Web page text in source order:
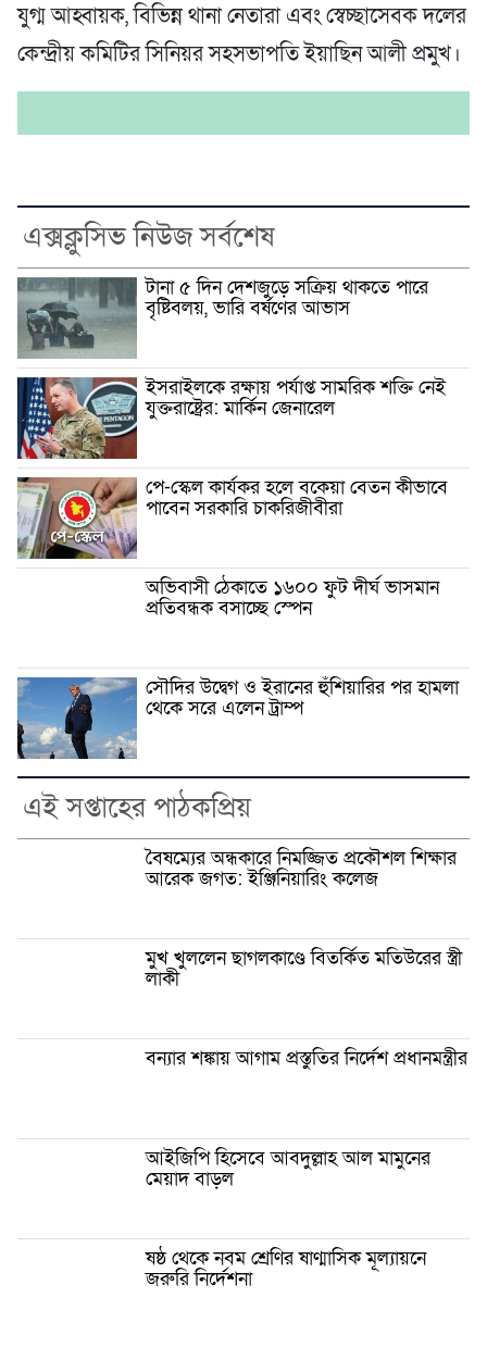
যুগ্ম আহ্বায়ক, বিভিন্ন থানা নেতারা এবং স্বেচ্ছাসেবক দলের
কেন্দ্রীয় কমিটির সিনিয়র সহসভাপতি ইয়াছিন আলী প্রমুখ।
এক্সক্লুসিভ নিউজ সর্বশেষ
টানা ৫ দিন দেশজুড়ে সক্রিয় থাকতে পারে
বৃষ্টিবলয়, ভারি বর্ষণের আভাস
ইসরাইলকে রক্ষায় পর্যাপ্ত সামরিক শক্তি নেই
যুক্তরাষ্ট্রের: মার্কিন জেনারেল
পে-স্কেল কার্যকর হলে বকেয়া বেতন কীভাবে
পাবেন সরকারি চাকরিজীবীরা
অভিবাসী ঠেকাতে ১৬০০ ফুট দীর্ঘ ভাসমান
প্রতিবন্ধক বসাচ্ছে স্পেন
সৌদির উদ্বেগ ও ইরানের হুঁশিয়ারির পর হামলা
থেকে সরে এলেন ট্রাম্প
এই সপ্তাহের পাঠকপ্রিয়
বৈষম্যের অন্ধকারে নিমজ্জিত প্রকৌশল শিক্ষার
আরেক জগত: ইঞ্জিনিয়ারিং কলেজ
মুখ খুললেন ছাগলকাণ্ডে বিতর্কিত মতিউরের স্ত্রী
লাকী
বন্যার শঙ্কায় আগাম প্রস্তুতির নির্দেশ প্রধানমন্ত্রীর
আইজিপি হিসেবে আবদুল্লাহ আল মামুনের
মেয়াদ বাড়ল
ষষ্ঠ থেকে নবম শ্রেণির ষাণ্মাসিক মূল্যায়নে
জরুরি নির্দেশনা